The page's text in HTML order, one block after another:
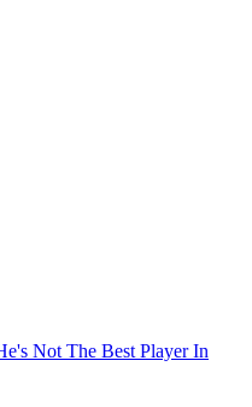
Not The Best Player In